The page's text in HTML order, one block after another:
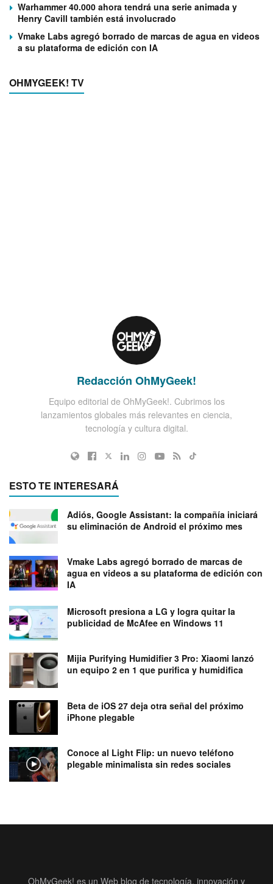
Warhammer 40.000 ahora tendrá una serie animada y
Henry Cavill también está involucrado
Vmake Labs agregó borrado de marcas de agua en videos
a su plataforma de edición con IA
OHMYGEEK! TV
Redacción OhMyGeek!
Equipo editorial de OhMyGeek!. Cubrimos los
lanzamientos globales más relevantes en ciencia,
tecnología y cultura digital.
ESTO TE INTERESARÁ
Adiós, Google Assistant: la compañía iniciará
su eliminación de Android el próximo mes
Vmake Labs agregó borrado de marcas de
agua en videos a su plataforma de edición con
IA
Microsoft presiona a LG y logra quitar la
publicidad de McAfee en Windows 11
Mijia Purifying Humidifier 3 Pro: Xiaomi lanzó
un equipo 2 en 1 que purifica y humidifica
Beta de iOS 27 deja otra señal del próximo
iPhone plegable
Conoce al Light Flip: un nuevo teléfono
plegable minimalista sin redes sociales
OhMyGeek! es un Web blog de tecnología, innovación y